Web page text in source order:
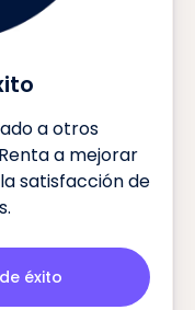
a otros
a mejorar
satisfacción de
éxito